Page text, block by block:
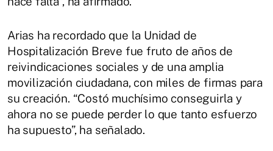
Arias ha recordado que la Unidad de
Hospitalización Breve fue fruto de años de
reivindicaciones sociales y de una amplia
movilización ciudadana, con miles de firmas para
su creación. “Costó muchísimo conseguirla y
ahora no se puede perder lo que tanto esfuerzo
ha supuesto”, ha señalado.